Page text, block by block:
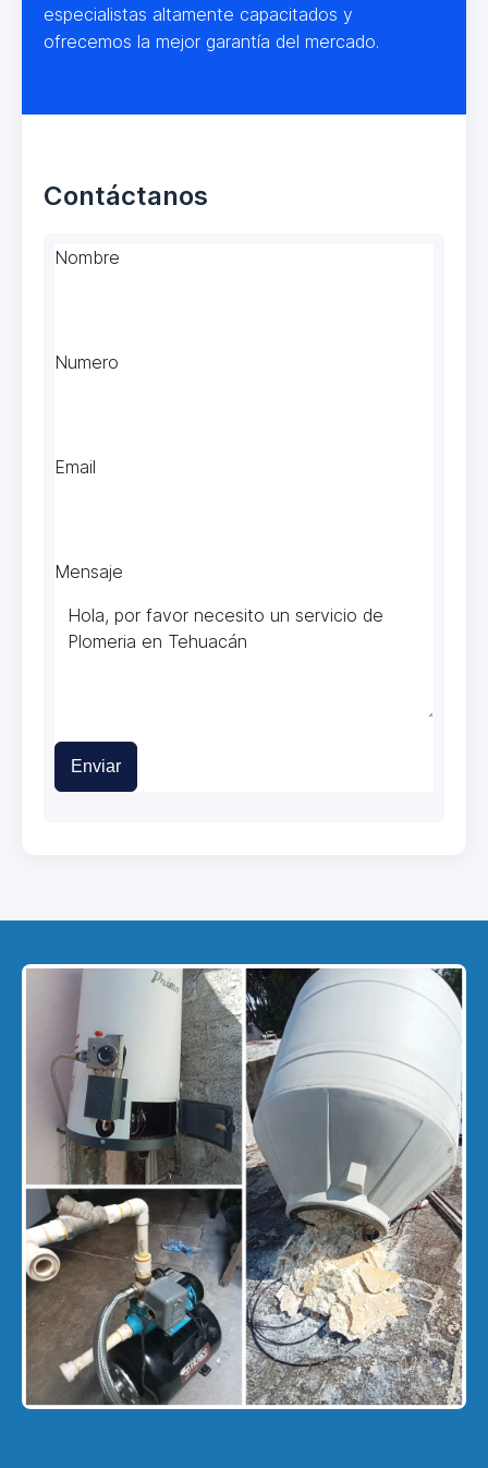
especialistas altamente capacitados y
ofrecemos la mejor garantía del mercado.
Contáctanos
Nombre
Numero
Email
Mensaje
Enviar